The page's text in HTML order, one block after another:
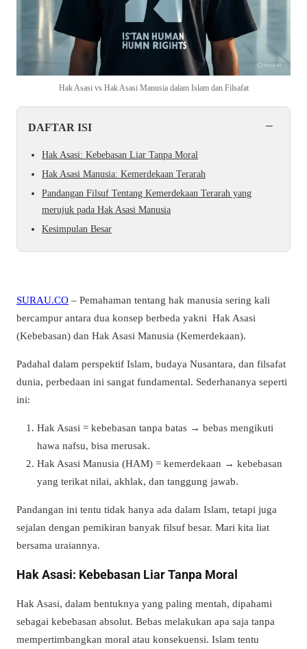
Hak Asasi vs Hak Asasi Manusia dalam Islam dan Filsafat
DAFTAR ISI −
Hak Asasi: Kebebasan Liar Tanpa Moral
Hak Asasi Manusia: Kemerdekaan Terarah
Pandangan Filsuf Tentang Kemerdekaan Terarah yang
merujuk pada Hak Asasi Manusia
Kesimpulan Besar
SURAU.CO – Pemahaman tentang hak manusia sering kali
bercampur antara dua konsep berbeda yakni Hak Asasi
(Kebebasan) dan Hak Asasi Manusia (Kemerdekaan).
Padahal dalam perspektif Islam, budaya Nusantara, dan filsafat
dunia, perbedaan ini sangat fundamental. Sederhananya seperti
ini:
Hak Asasi = kebebasan tanpa batas → bebas mengikuti
hawa nafsu, bisa merusak.
Hak Asasi Manusia (HAM) = kemerdekaan → kebebasan
yang terikat nilai, akhlak, dan tanggung jawab.
Pandangan ini tentu tidak hanya ada dalam Islam, tetapi juga
sejalan dengan pemikiran banyak filsuf besar. Mari kita liat
bersama uraiannya.
Hak Asasi: Kebebasan Liar Tanpa Moral
Hak Asasi, dalam bentuknya yang paling mentah, dipahami
sebagai kebebasan absolut. Bebas melakukan apa saja tanpa
mempertimbangkan moral atau konsekuensi. Islam tentu